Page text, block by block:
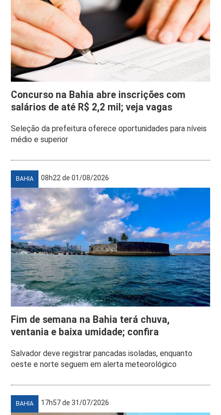
Concurso na Bahia abre inscrições com
salários de até R$ 2,2 mil; veja vagas
Seleção da prefeitura oferece oportunidades para níveis
médio e superior
BAHIA 08h22 de 01/08/2026
Fim de semana na Bahia terá chuva,
ventania e baixa umidade; confira
Salvador deve registrar pancadas isoladas, enquanto
oeste e norte seguem em alerta meteorológico
BAHIA 17h57 de 31/07/2026